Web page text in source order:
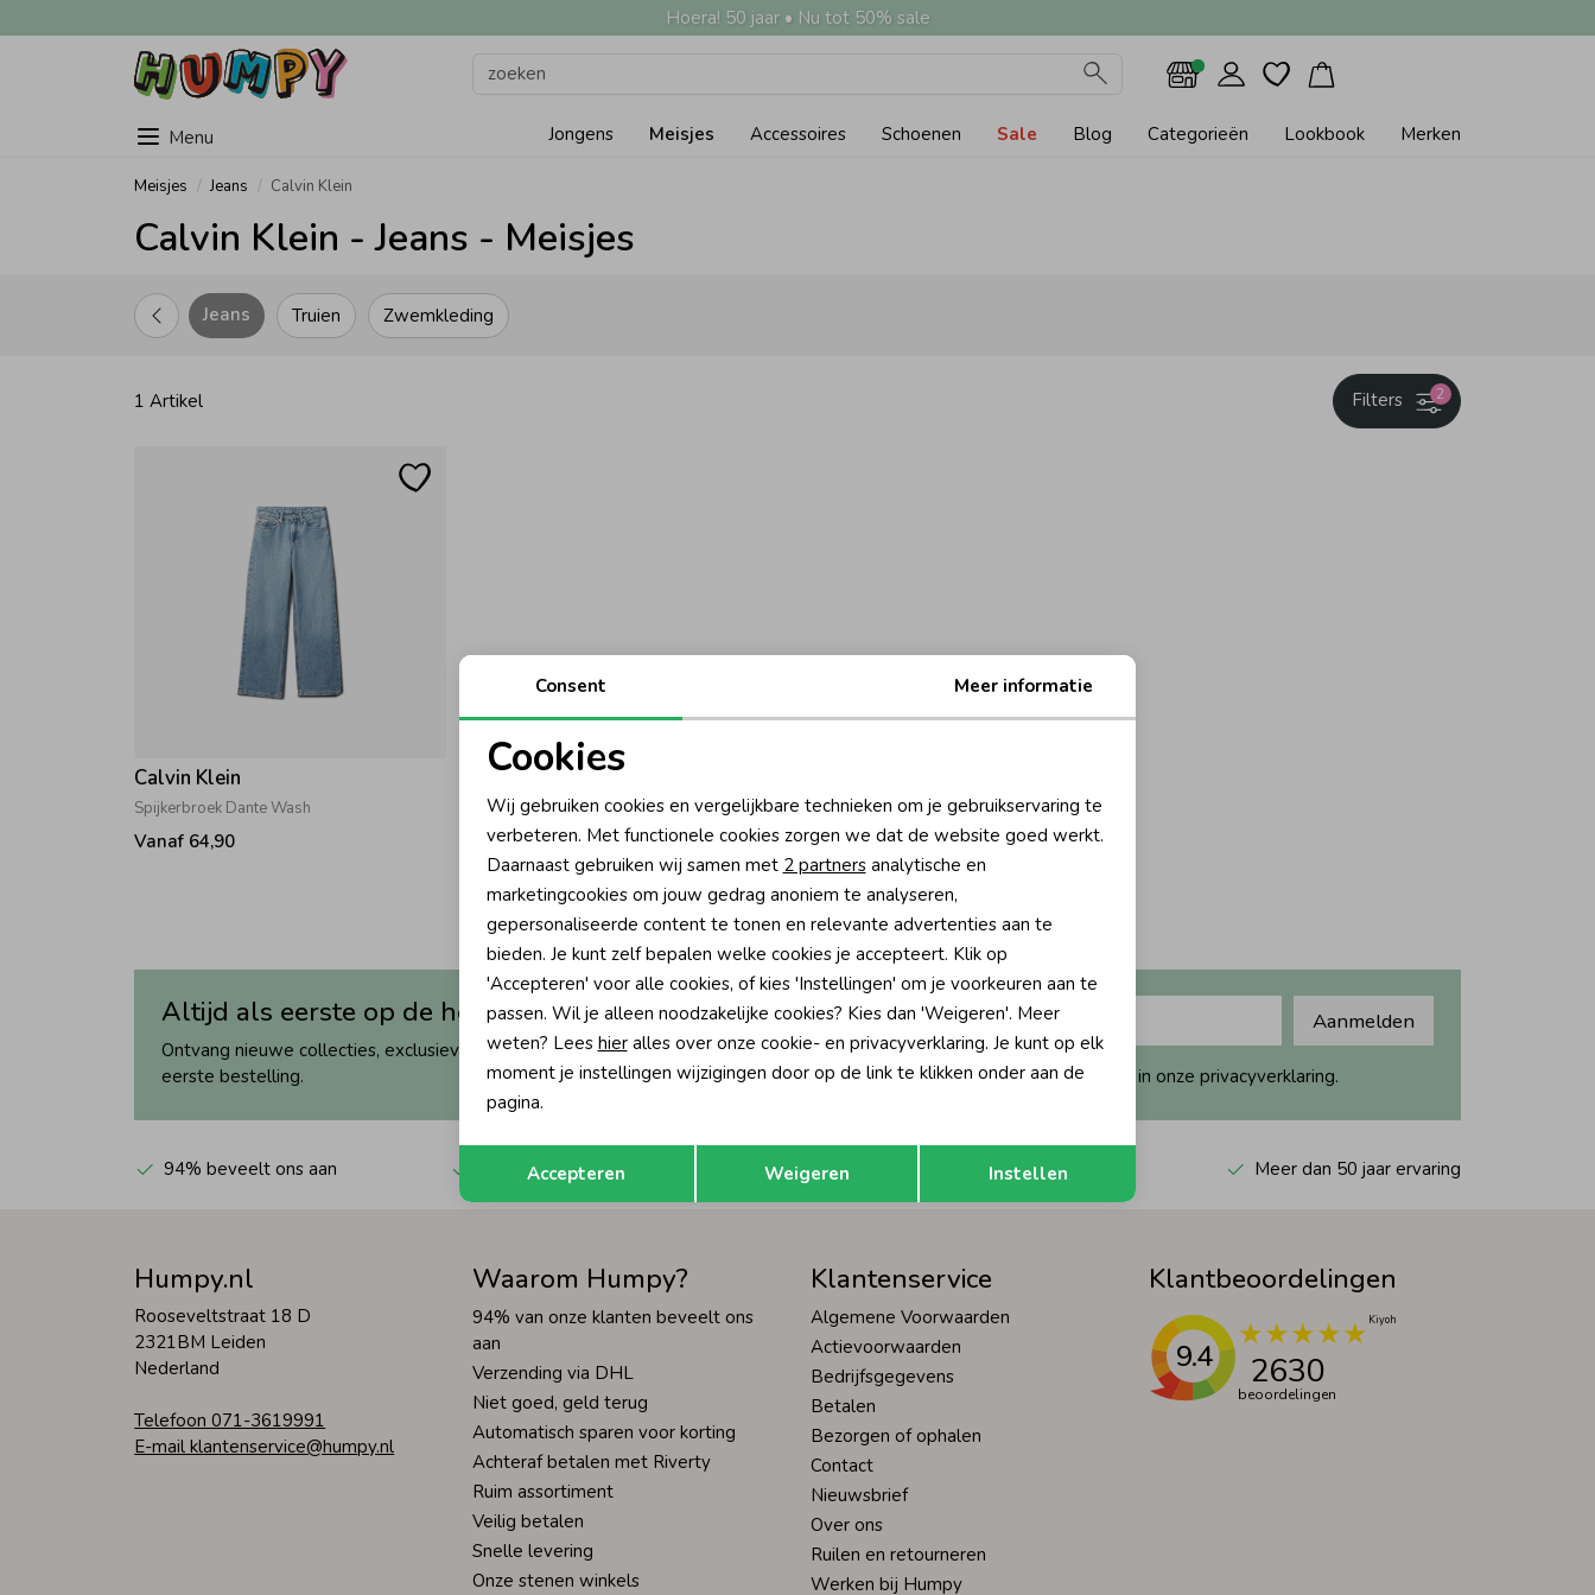
Hoera! 50 jaar • Nu tot 50% sale
Menu Jongens Meisjes Accessoires Schoenen Sale Blog Categorieën Lookbook Merken
Meisjes Jeans Calvin Klein
Calvin Klein - Jeans - Meisjes
Truien
Jeans Zwemkleding
1 Artikel 2
Filters
Calvin Klein
Spijkerbroek Dante Wash
Vanaf 64,90
Altijd als eerste op de hoogte?
Ontvang nieuwe collecties, exclusieve acties én direct 10% korting* op je
eerste bestelling.
Aanmelden
Hoe we met je data omgaan? Bekijk dit in onze privacyverklaring.
94% beveelt ons aan Automatisch sparen voor korting Wij scoren een 9,4 op Kiyoh Meer dan 50 jaar ervaring
Humpy.nl
Rooseveltstraat 18 D
2321BM Leiden
Nederland
Telefoon 071-3619991
E-mail klantenservice@humpy.nl
Waarom Humpy?
94% van onze klanten beveelt ons
aan
Verzending via DHL
Niet goed, geld terug
Automatisch sparen voor korting
Achteraf betalen met Riverty
Ruim assortiment
Veilig betalen
Snelle levering
Onze stenen winkels
Klantenservice
Algemene Voorwaarden
Actievoorwaarden
Bedrijfsgegevens
Betalen
Bezorgen of ophalen
Contact
Nieuwsbrief
Over ons
Ruilen en retourneren
Werken bij Humpy
Klantbeoordelingen
9.4 2630
beoordelingen
Noodzakelijke cookies
Analytische cookies Marketing cookies
Terug Opslaan
Consent Meer informatie
Cookies
Wij gebruiken cookies en vergelijkbare technieken om je gebruikservaring te
verbeteren. Met functionele cookies zorgen we dat de website goed werkt.
Daarnaast gebruiken wij samen met 2 partnersanalytische en
marketingcookies om jouw gedrag anoniem te analyseren,
gepersonaliseerde content te tonen en relevante advertenties aan te
bieden. Je kunt zelf bepalen welke cookies je accepteert. Klik op
'Accepteren' voor alle cookies, of kies 'Instellingen' om je voorkeuren aan te
passen. Wil je alleen noodzakelijke cookies? Kies dan 'Weigeren'. Meer
weten? Lees hieralles over onze cookie- en privacyverklaring. Je kunt op elk
moment je instellingen wijzigingen door op de link te klikken onder aan de
pagina.
Accepteren Weigeren Instellen